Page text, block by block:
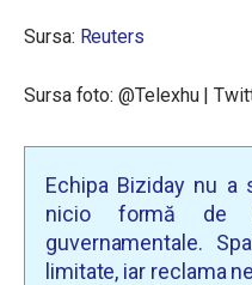
Sursa: Reuters
Sursa foto: @Telexhu |
Echipa Biziday nu
nicio formă de
guvernamentale.
limitate, iar reclama